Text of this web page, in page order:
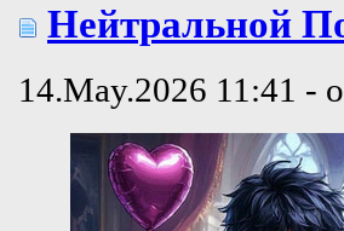
Нейтральной
14.May.2026 11:41 -